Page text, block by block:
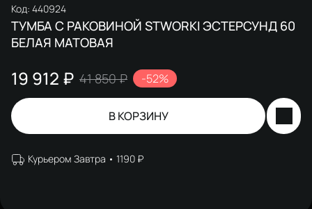
Код: 440924
ТУМБА С РАКОВИНОЙ STWORKI ЭСТЕРСУНД 60
БЕЛАЯ МАТОВАЯ
19 912 ₽ 41 850 ₽ -52%
В КОРЗИНУ
Курьером Завтра 1190 ₽